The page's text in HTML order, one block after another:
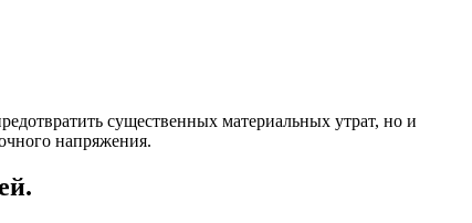
существенных материальных утрат, но и
напряжения.